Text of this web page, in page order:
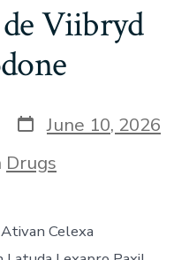
Viibryd
Post
date
June 10, 2026
Drugs
Celexa